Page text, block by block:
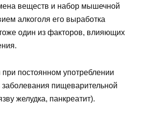
веществ и набор мышечной
алкоголя его выработка
один из факторов, влияющих
постоянном употреблении
пищеварительной
желудка, панкреатит).